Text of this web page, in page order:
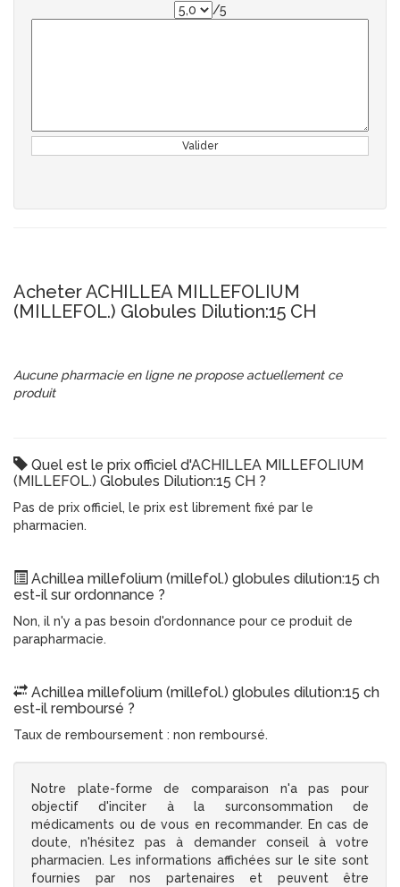
/5
Valider
Acheter ACHILLEA MILLEFOLIUM
(MILLEFOL.) Globules Dilution:15 CH
Aucune pharmacie en ligne ne propose actuellement ce
produit
Quel est le prix officiel d'ACHILLEA MILLEFOLIUM
(MILLEFOL.) Globules Dilution:15 CH ?
Pas de prix officiel, le prix est librement fixé par le
pharmacien.
Achillea millefolium (millefol.) globules dilution:15 ch
est-il sur ordonnance ?
Non, il n'y a pas besoin d'ordonnance pour ce produit de
parapharmacie.
Achillea millefolium (millefol.) globules dilution:15 ch
est-il remboursé ?
Taux de remboursement : non remboursé.
Notre plate-forme de comparaison n'a pas pour
objectif d'inciter à la surconsommation de
médicaments ou de vous en recommander. En cas de
doute, n'hésitez pas à demander conseil à votre
pharmacien. Les informations affichées sur le site sont
fournies par nos partenaires et peuvent être